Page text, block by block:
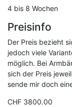
4 bis 8 Wochen
Preisinfo
Der Preis bezieht
jedoch viele
möglich. Bei
sich der Preis
sende mir doch
CHF 3800.00